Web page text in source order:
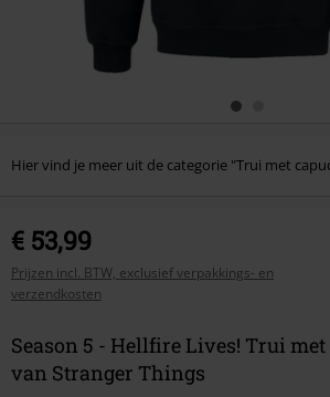
Hier vind je meer uit de categorie "Trui met
€ 53,99
Prijzen incl. BTW, exclusief verpakkings- en
verzendkosten
Season 5 - Hellfire Lives! Trui
van Stranger Things